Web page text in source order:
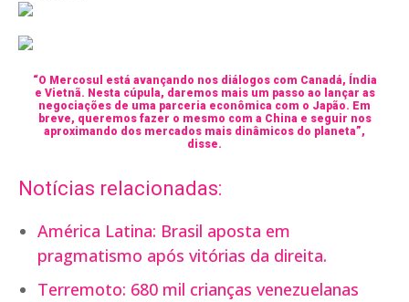
“O Mercosul está avançando nos diálogos com Canadá, Índia
e Vietnã. Nesta cúpula, daremos mais um passo ao lançar as
negociações de uma parceria econômica com o Japão. Em
breve, queremos fazer o mesmo com a China e seguir nos
aproximando dos mercados mais dinâmicos do planeta”,
disse.
Notícias relacionadas:
América Latina: Brasil aposta em
pragmatismo após vitórias da direita.
Terremoto: 680 mil crianças venezuelanas